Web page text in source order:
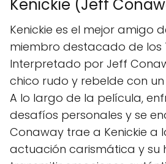
Kenickie (Jeff
Kenickie es el mejor amigo
miembro destacado de los
Interpretado por Jeff
chico rudo y rebelde con
A lo largo de la película,
desafíos personales y se
Conaway trae a Kenickie a
actuación carismática y su